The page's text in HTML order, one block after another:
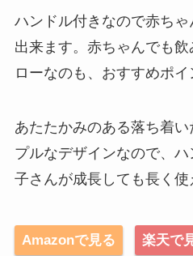
ハンドル付きなので赤ち
出来ます。赤ちゃんでも
ローなのも、おすすめポイ
あたたかみのある落ち着
プルなデザインなので、
子さんが成長しても長く使
Amazonで見る 楽天で